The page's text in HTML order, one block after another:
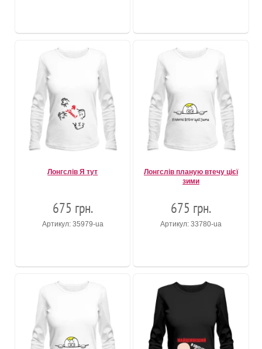
Лонгслів Я тут
675 грн.
Артикул: 35979-ua
Лонгслів планую втечу цієї
зими
675 грн.
Артикул: 33780-ua